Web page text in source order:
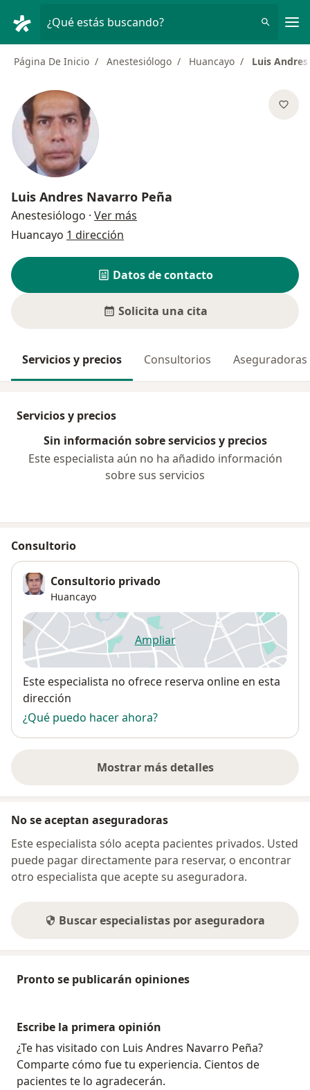
¿Qué estás buscando?
Página De Inicio Anestesiólogo Huancayo Luis
Luis Andres Navarro Peña
Anestesiólogo · Ver más
Huancayo 1 dirección
Datos de contacto
Solicita una cita
Servicios y precios Consultorios Aseguradoras
Servicios y precios
Sin información sobre servicios y precios
Este especialista aún no ha añadido información
sobre sus servicios
Consultorio
Consultorio privado
Huancayo
Ampliarse abre en una nueva
Disponibilidad
Este especialista no ofrece reserva online en esta
dirección
¿Qué puedo hacer ahora?
Mostrar más detalles
sobre la dirección
No se aceptan aseguradoras
Este especialista sólo acepta pacientes privados. Usted
puede pagar directamente para reservar, o encontrar
otro especialista que acepte su aseguradora.
Buscar especialistas por aseguradora
Pronto se publicarán opiniones
Escribe la primera opinión
¿Te has visitado con Luis Andres Navarro Peña?
Comparte cómo fue tu experiencia. Cientos de
pacientes te lo agradecerán.